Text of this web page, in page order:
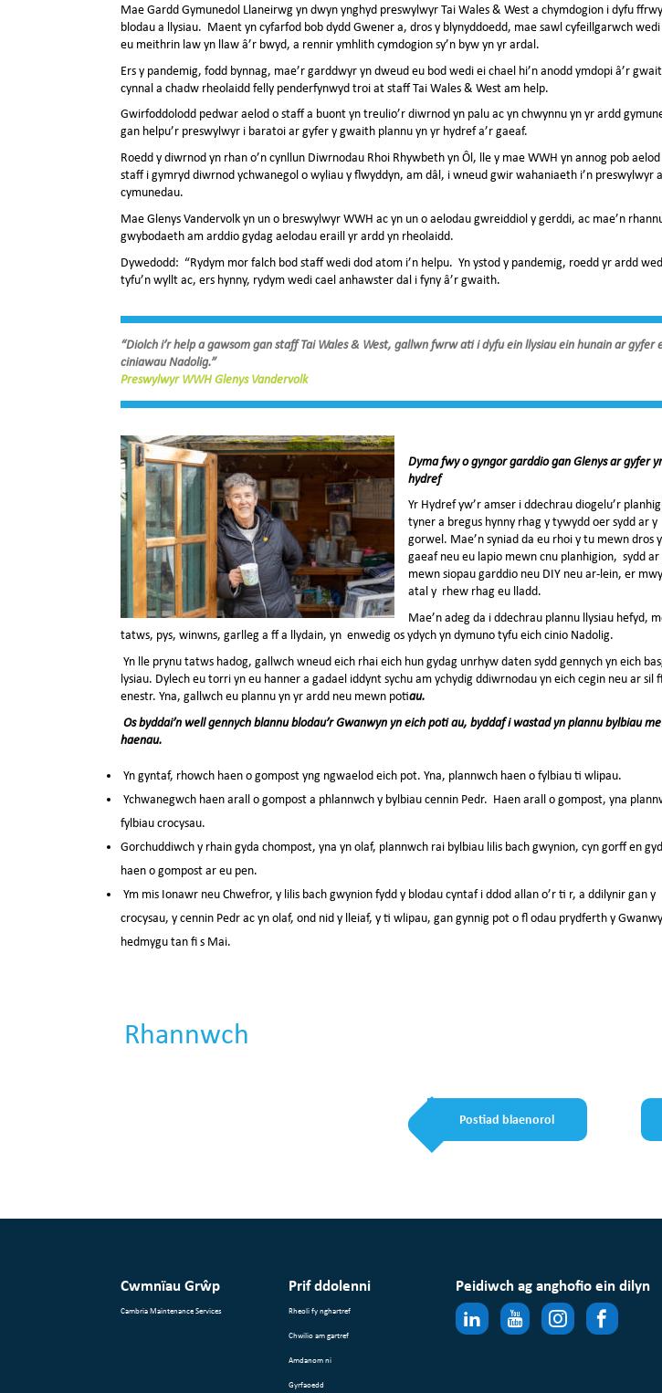
Mae Gardd Gymunedol Llaneirwg yn dwyn ynghyd preswylwyr Tai Wales & West a chymdogion i dyfu
blodau a llysiau. Maent yn cyfarfod bob dydd Gwener a, dros y blynyddoedd, mae sawl cyfeillgarwch
eu meithrin law yn llaw â’r bwyd, a rennir ymhlith cymdogion sy’n byw yn yr ardal.
Ers y pandemig, fodd bynnag, mae’r garddwyr yn dweud eu bod wedi ei chael hi’n anodd ymdopi â’r
cynnal a chadw rheolaidd felly penderfynwyd troi at staff Tai Wales & West am help.
Gwirfoddolodd pedwar aelod o staff a buont yn treulio’r diwrnod yn palu ac yn chwynnu yn yr ardd
gan helpu’r preswylwyr i baratoi ar gyfer y gwaith plannu yn yr hydref a’r gaeaf.
Roedd y diwrnod yn rhan o’n cynllun Diwrnodau Rhoi Rhywbeth yn Ôl, lle y mae WWH yn annog pob
staff i gymryd diwrnod ychwanegol o wyliau y flwyddyn, am dâl, i wneud gwir wahaniaeth i’n preswylwyr
cymunedau.
MaeGlenys Vandervolk yn un o breswylwyr WWH ac yn un o aelodau gwreiddiol y gerddi, ac mae’n
gwybodaeth am arddio gydag aelodau eraill yr ardd yn rheolaidd.
Dywedodd: “Rydym mor falch bod staff wedi dod atom i’n helpu. Yn ystod y pandemig, roedd yr ardd
tyfu’n wyllt ac, ers hynny, rydym wedi cael anhawster dal i fyny â’r gwaith.
“Diolch i’r help a gawsom gan staff Tai Wales & West, gallwn fwrw ati i dyfu ein llysiau ein hunain ar gyfer
ciniawau Nadolig.”
Preswylwyr WWH Glenys Vandervolk
Dyma fwy o gyngor garddio gan Glenys ar gyfer yr
hydref
Yr Hydref yw’r amser i ddechrau diogelu’r
tyner a bregus hynny rhag y tywyddoer sydd ar y
gorwel. Mae’n syniad da eu rhoi y tu mewn dros y
gaeaf neu eu lapio mewn cnu planhigion, sydd ar
mewn siopau garddio neu DIY neu ar-lein, er
atal y rhew rhag eu lladd.
Mae’n adeg da i ddechrau plannu llysiau hefyd,
tatws, pys, winwns, garlleg a ff a llydain, yn enwedig os ydych yn dymuno tyfu eich cinio Nadolig.
Yn lle prynu tatws hadog, gallwch wneud eich rhai eich hun gydag unrhyw daten sydd gennych yn eich
lysiau. Dylech eu torri yn eu hanner a gadael iddynt sychu am ychydig ddiwrnodau yn eich cegin neu ar sil
enestr. Yna, gallwch eu plannu yn yr ardd neu mewn potiau.
Os byddai’n well gennych blannu blodau’r Gwanwyn yn eich poti au, byddaf i wastad yn plannu bylbiau
haenau.
Yn gyntaf, rhowch haen o gompost yng ngwaelod eich pot. Yna, plannwch haen o fylbiau ti wlipau.
Ychwanegwch haen arall o gompost a phlannwch y bylbiau cennin Pedr. Haen arall o gompost, yna
fylbiau crocysau.
Gorchuddiwch y rhain gyda chompost, yna yn olaf, plannwch rai bylbiau lilis bach gwynion, cyn gorff en
haen o gompost ar eu pen.
Ym mis Ionawr neu Chwefror, y lilis bach gwynion fydd y blodau cyntaf i ddod allan o’r ti r, a ddilynirgan y
crocysau, y cennin Pedr ac yn olaf, ond nid y lleiaf, y ti wlipau, gan gynnig pot o fl odau prydferth y
hedmygu tan fi s Mai.
Rhannwch
Postiad blaenorol
Cwmnïau Grŵp
Cambria Maintenance Services
Prif ddolenni
Rheoli fy nghartref
Chwilio am gartref
Amdanom ni
Gyrfaoedd
Peidiwch ag anghofio ein dilyn